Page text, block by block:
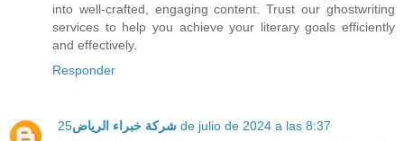
into well-crafted, engaging content. Trust our ghostwriting
services to help you achieve your literary goals efficiently
and effectively.
Responder
شركة خبراء الرياض 25 de julio de 2024 a las 8:37